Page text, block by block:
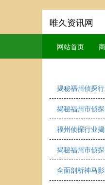
唯久资讯网
网站首页
揭秘福州侦探
揭秘福州市侦
福州侦探行业
揭秘福州市侦
全面剖析神马